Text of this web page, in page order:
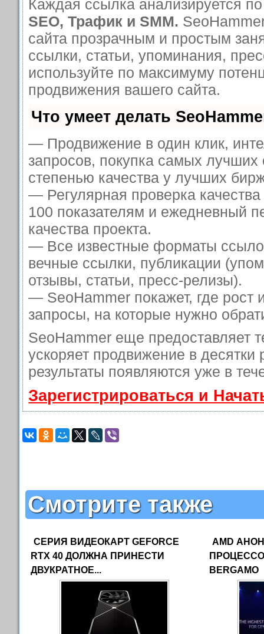
Каждая ссылка анализируется
SEO, Трафик и SMM.
сайта прозрачным и простым
ссылки, статьи, упоминания,
используйте по максимуму
продвижения вашего сайта.
Что умеет делать
— Продвижение в один клик,
запросов, покупка самых
степенью качества у лучших
— Регулярная проверка
100 показателям и ежедневный
качества проекта.
— Все известные форматы
вечные ссылки, публикации
отзывы, статьи, пресс-релизы).
— SeoHammer покажет, где рост
запросы, на которые нужно
SeoHammer еще предоставляет
ускоряет продвижение в десятки
результаты появляются уже в
Зарегистрироваться и
Смотрите также
СЕРИЯ ВИДЕОКАРТ GEFORCE
RTX 40 ДОЛЖНА ПРИНЕСТИ
ДВУКРАТНОЕ...
AMD
BERGAMO